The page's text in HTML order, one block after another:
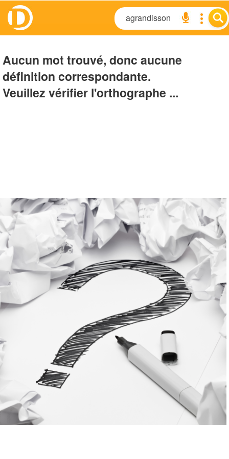
Aucun mot trouvé, donc aucune
définition correspondante.
Veuillez vérifier l'orthographe ...